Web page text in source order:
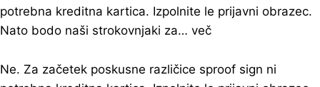
potrebna kreditna kartica. Izpolnite le prijavni obrazec.
Nato bodo naši strokovnjaki za… več
Ne. Za začetek poskusne različice sproof sign ni